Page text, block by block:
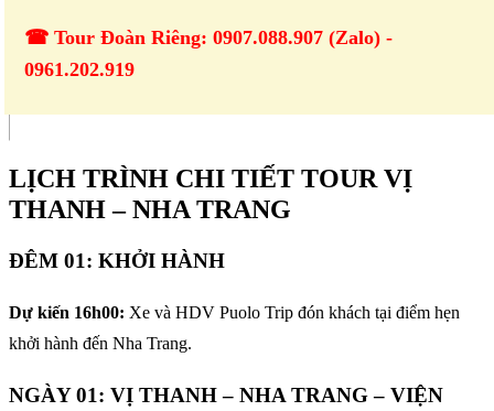
☎ Tour Đoàn Riêng: 0907.088.907 (Zalo) -
0961.202.919
LỊCH TRÌNH CHI TIẾT TOUR VỊ
THANH – NHA TRANG
ĐÊM 01: KHỞI HÀNH
Dự kiến 16h00: Xe và HDV Puolo Trip đón khách tại điểm hẹn
khởi hành đến Nha Trang.
NGÀY 01: VỊ THANH – NHA TRANG – VIỆN